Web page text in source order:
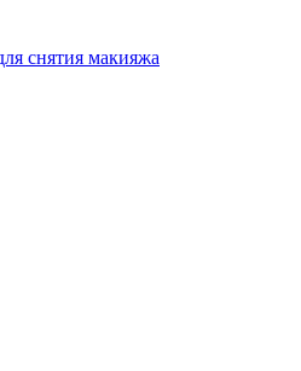
снятия макияжа